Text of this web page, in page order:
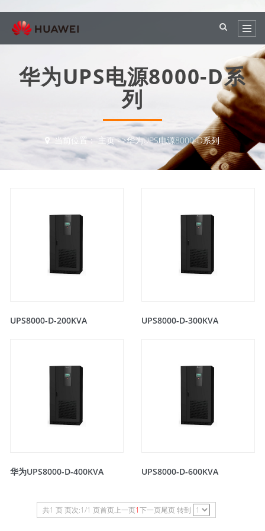
华为UPS电源8000-D系
列
当前位置： 主页>>华为UPS电源8000-D系列
UPS8000-D-200KVA UPS8000-D-300KVA
华为UPS8000-D-400KVA UPS8000-D-600KVA
共1 页 页次:1/1 页首页 上一页1下一页尾页转到